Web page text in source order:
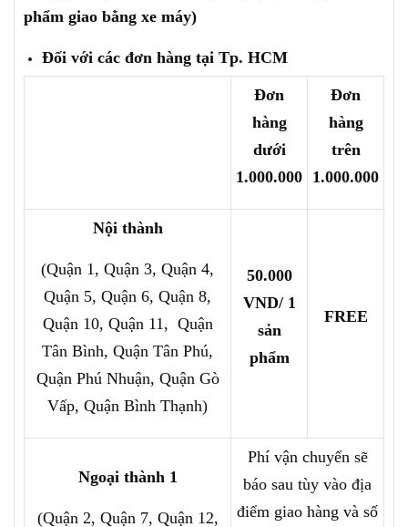
phẩm giao bằng xe máy)
Đối với các đơn hàng tại Tp. HCM
Đơn
hàng
dưới
1.000.000
Đơn
hàng
trên
1.000.000
Nội thành
(Quận 1, Quận 3, Quận 4,
Quận 5, Quận 6, Quận 8,
Quận 10, Quận 11, Quận
Tân Bình, Quận Tân Phú,
Quận Phú Nhuận, Quận Gò
Vấp, Quận Bình Thạnh)
50.000
VND/ 1
sản
phẩm
FREE
Ngoại thành 1
(Quận 2, Quận 7, Quận 12,
Phí vận chuyển sẽ
báo sau tùy vào địa
điểm giao hàng và số